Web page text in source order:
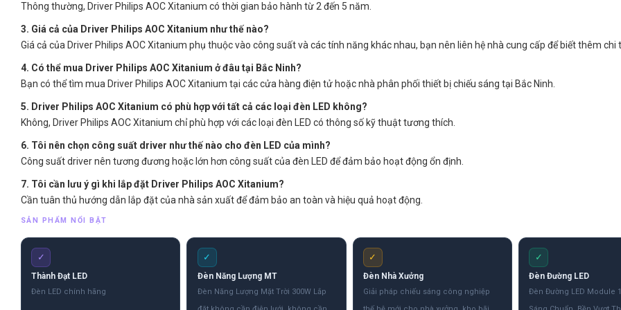
Thông thường, Driver Philips AOC Xitanium có thời gian bảo hành từ 2 đến 5 năm.
3. Giá cả của Driver Philips AOC Xitanium như thế nào?
Giá cả của Driver Philips AOC Xitanium phụ thuộc vào công suất và các tính năng khác nhau, bạn nên liên hệ nhà cung cấp để biết thêm chi
4. Có thể mua Driver Philips AOC Xitanium ở đâu tại Bắc Ninh?
Bạn có thể tìm mua Driver Philips AOC Xitanium tại các cửa hàng điện tử hoặc nhà phân phối thiết bị chiếu sáng tại Bắc Ninh.
5. Driver Philips AOC Xitanium có phù hợp với tất cả các loại đèn LED không?
Không, Driver Philips AOC Xitanium chỉ phù hợp với các loại đèn LED có thông số kỹ thuật tương thích.
6. Tôi nên chọn công suất driver như thế nào cho đèn LED của mình?
Công suất driver nên tương đương hoặc lớn hơn công suất của đèn LED để đảm bảo hoạt động ổn định.
7. Tôi cần lưu ý gì khi lắp đặt Driver Philips AOC Xitanium?
Cần tuân thủ hướng dẫn lắp đặt của nhà sản xuất để đảm bảo an toàn và hiệu quả hoạt động.
SẢN PHẨM NỔI BẬT
✓
Thành Đạt LED
Đèn LED chính hãng
✓
Đèn Năng Lượng MT
Đèn Năng Lượng Mặt Trời 300W Lắp
✓
Đèn Nhà Xưởng
Giải pháp chiếu sáng công nghiệp
✓
Đèn Đường LED
Đèn Đường LED Module